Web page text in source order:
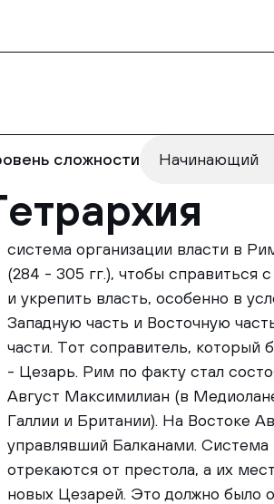
сложности
система организации власти в
(284 - 305 гг.), чтобы
и укрепить власть, особенно в
Западную часть и Восточную
части. Тот соправитель, который
- Цезарь. Рим по факту стал
Август Максимилиан (в
Галлии и Британии). На Востоке
управлявший Балканами. Система
отрекаются от престола, а их
новых Цезарей. Это должно было